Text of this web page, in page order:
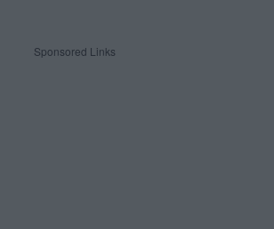
Sponsored Links